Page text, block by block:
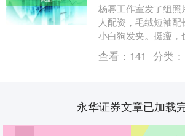
杨幂工作室发了组
人配资，毛绒短袖
小白狗发夹。挺瘦，
没有，杨幂最近特别
不是小狗就是小....
查看： 141 分类：
永华证券文章已加载